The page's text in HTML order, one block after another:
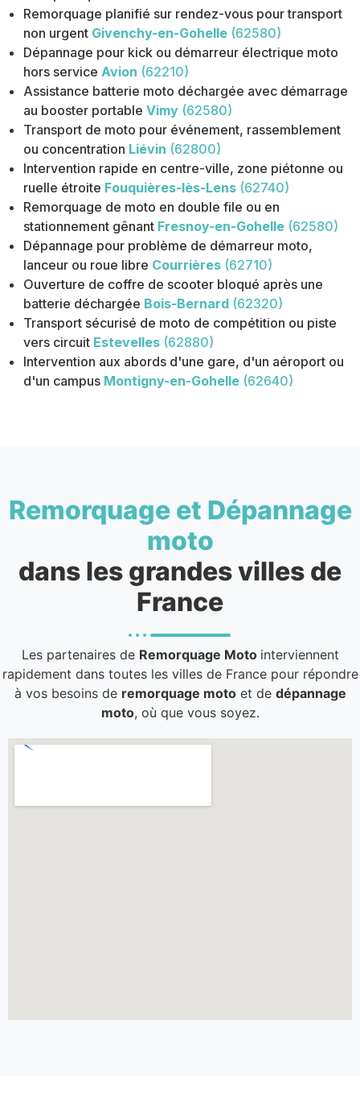
Remorquage planifié sur rendez-vous pour transport
non urgent Givenchy-en-Gohelle (62580)
Dépannage pour kick ou démarreur électrique moto
hors service Avion (62210)
Assistance batterie moto déchargée avec démarrage
au booster portable Vimy (62580)
Transport de moto pour événement, rassemblement
ou concentration Liévin (62800)
Intervention rapide en centre-ville, zone piétonne ou
ruelle étroite Fouquières-lès-Lens (62740)
Remorquage de moto en double file ou en
stationnement gênant Fresnoy-en-Gohelle (62580)
Dépannage pour problème de démarreur moto,
lanceur ou roue libre Courrières (62710)
Ouverture de coffre de scooter bloqué après une
batterie déchargée Bois-Bernard (62320)
Transport sécurisé de moto de compétition ou piste
vers circuit Estevelles (62880)
Intervention aux abords d'une gare, d'un aéroport ou
d'un campus Montigny-en-Gohelle (62640)
Remorquage et Dépannage
moto
dans les grandes villes de
France
Les partenaires de Remorquage Moto interviennent
rapidement dans toutes les villes de France pour répondre
à vos besoins de remorquage motoet de dépannage
moto, où que vous soyez.